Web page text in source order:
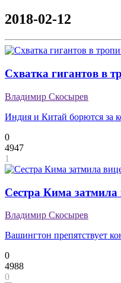
2018-02-12
Схватка гигантов в
Владимир Скосырев
Индия и Китай борются за
0
4947
1
Сестра Кима
Владимир Скосырев
Вашингтон препятствует
0
4988
0